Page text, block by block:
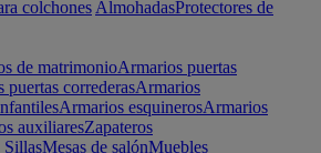
colchones AlmohadasProtectores de
de matrimonioArmarios puertas
puertas correderasArmarios
Armarios esquinerosArmarios
auxiliaresZapateros
SillasMesas de salónMuebles